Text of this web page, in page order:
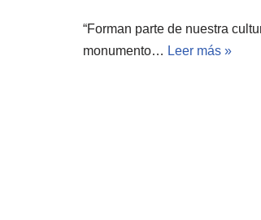
“Forman parte de nuestra
monumento… Leer más »